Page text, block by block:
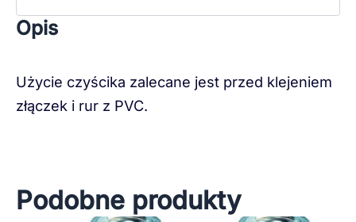
Opis
Użycie czyścika zalecane jest przed klejeniem
złączek i rur z PVC.
Podobne produkty